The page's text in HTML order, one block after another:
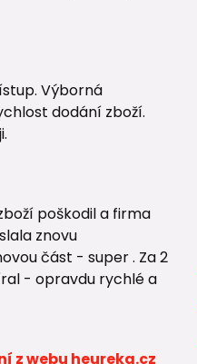
Výborná
dodání zboží.
poškodil a firma
znovu
část - super . Za 2
- opravdu rychlé a
z webu heureka.cz